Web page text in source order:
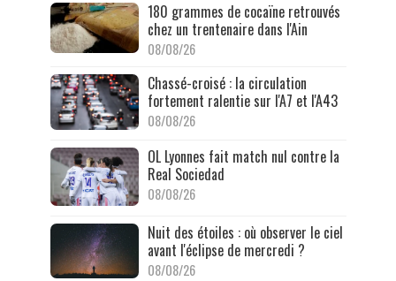
180 grammes de cocaïne retrouvés
chez un trentenaire dans l'Ain
08/08/26
Chassé-croisé : la circulation
fortement ralentie sur l'A7 et l'A43
08/08/26
OL Lyonnes fait match nul contre la
Real Sociedad
08/08/26
Nuit des étoiles : où observer le ciel
avant l'éclipse de mercredi ?
08/08/26